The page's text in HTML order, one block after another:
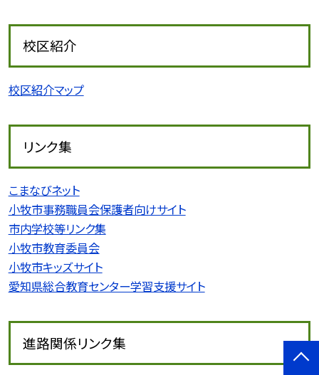
校区紹介
校区紹介マップ
リンク集
こまなびネット
小牧市事務職員会保護者向けサイト
市内学校等リンク集
小牧市教育委員会
小牧市キッズサイト
愛知県総合教育センター学習支援サイト
進路関係リンク集